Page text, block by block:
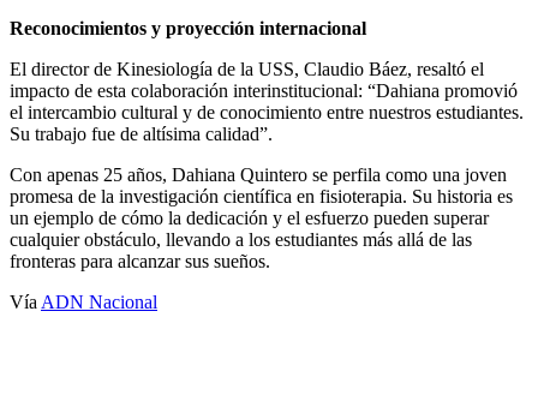
Reconocimientos y proyección internacional
El director de Kinesiología de la USS, Claudio Báez, resaltó el
impacto de esta colaboración interinstitucional: “Dahiana promovió
el intercambio cultural y de conocimiento entre nuestros estudiantes.
Su trabajo fue de altísima calidad”.
Con apenas 25 años, Dahiana Quintero se perfila como una joven
promesa de la investigación científica en fisioterapia. Su historia es
un ejemplo de cómo la dedicación y el esfuerzo pueden superar
cualquier obstáculo, llevando a los estudiantes más allá de las
fronteras para alcanzar sus sueños.
Vía ADN Nacional